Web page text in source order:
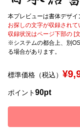
セット or 単体
文字種類
価格帯
本プレビューは書体デザイ
お探しの文字が収録され
収録状況はページ下部の [
※システムの都合上、別
る場合があります。
標準価格（税込）
ポイント90pt